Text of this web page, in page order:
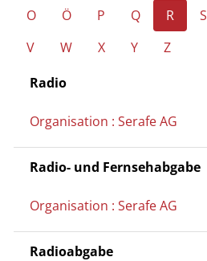
O
Ö P Q R S
V
W X Y
Z
Radio
Organisation : Serafe AG
Radio- und Fernsehabgabe
Organisation : Serafe AG
Radioabgabe